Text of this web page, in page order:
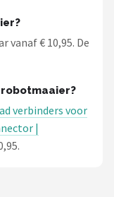
vanaf € 10,95. De
verbinders voor
|